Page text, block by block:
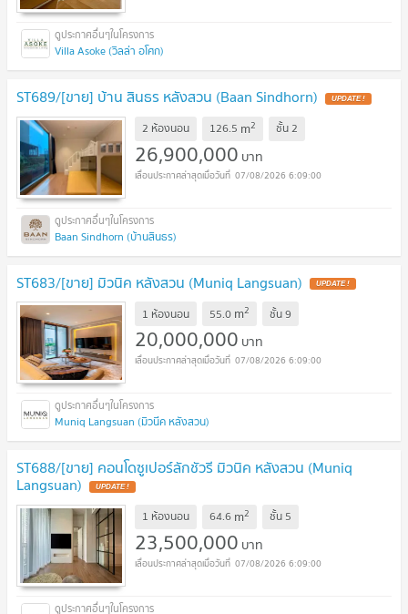
Villa Asoke (วิลล่า อโศก)
ST689/[ขาย] บ้าน สินธร หลังสวน (Baan Sindhorn)
2 ห้องนอน 126.5 m2 ชั้น2
26,900,000 บาท
07/08/2026 6:09:00
Baan Sindhorn (บ้านสินธร)
ST683/[ขาย] มิวนิค หลังสวน (Muniq Langsuan)
1 ห้องนอน 55.0 m2 ชั้น9
20,000,000 บาท
07/08/2026 6:09:00
Muniq Langsuan (มิวนีค หลังสวน)
ST688/[ขาย] คอนโดซูเปอร์ลักชัวรี มิวนิค หลังสวน (Muniq
Langsuan)
1 ห้องนอน 64.6 m2 ชั้น 5
23,500,000 บาท
07/08/2026 6:09:00